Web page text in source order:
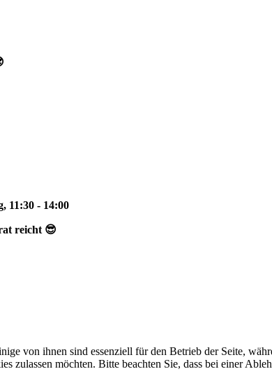
11:30 - 14:00
😎
von ihnen sind essenziell für den Betrieb der Seite,
zulassen möchten. Bitte beachten Sie, dass bei einer